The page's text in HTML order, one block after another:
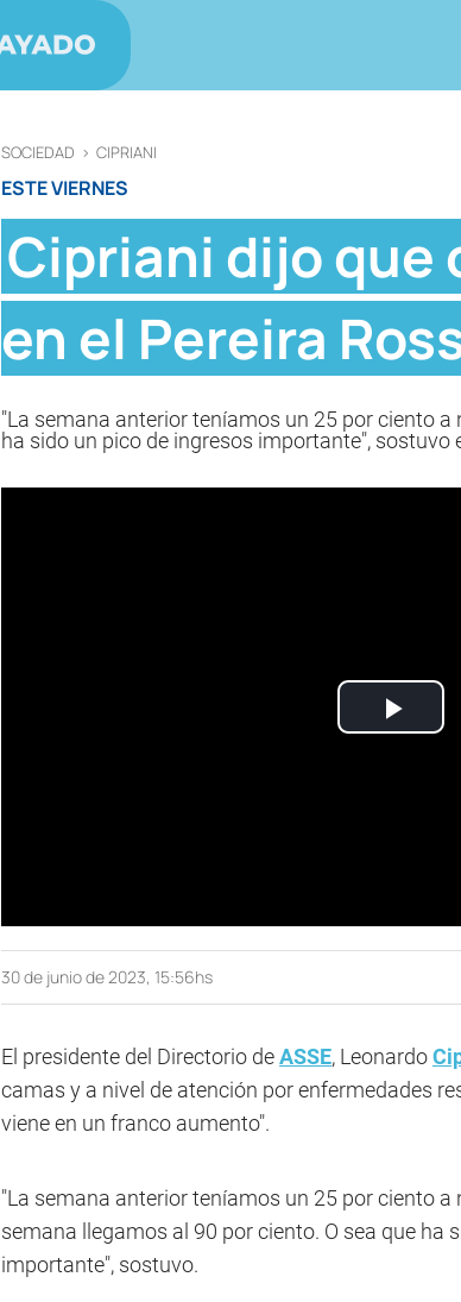
SOCIEDAD > CIPRIANI
ESTE VIERNES
Cipriani dijo que
en el Pereira
"La semana anterior teníamos un 25 por ciento
ha sido un pico de ingresos importante", sostuvo
Play
30 de junio de 2023, 15:56hs
El presidente del Directorio deASSE, Leonardo
camas y a nivel de atención por enfermedades
viene en un franco aumento".
"La semana anterior teníamos un 25 por ciento a
semana llegamos al 90 por ciento. O sea que ha
importante", sostuvo.